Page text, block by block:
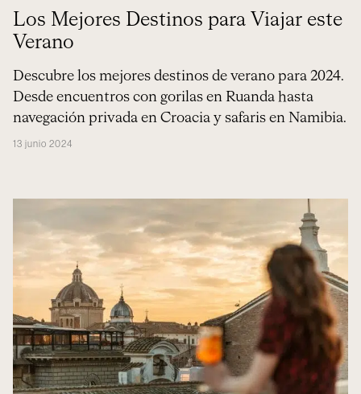
Los Mejores Destinos para Viajar este
Verano
Descubre los mejores destinos de verano para 2024.
Desde encuentros con gorilas en Ruanda hasta
navegación privada en Croacia y safaris en Namibia.
13 junio 2024